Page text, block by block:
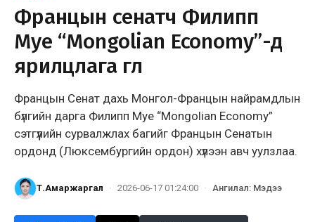
Францын сенатч Филипп
Муе “Mongolian Economy”-д
ярилцлага өглөө
Францын Сенат дахь Монгол-Францын найрамдлын
бүлгийн дарга Филипп Муе “Mongolian Economy”
сэтгүүлийн сурвалжлах багийг Францын Сенатын
ордонд (Люксембургийн ордон) хүлээн авч уулзлаа.
Т.Амаржаргал · 2026-06-17 01:24:00 · Ангилал: Мэдээ